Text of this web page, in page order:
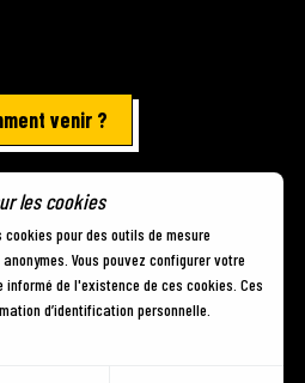
venir ?
du site - Gestion des cookies
les cookies
pour des outils de mesure
Vous pouvez configurer votre
de l'existence de ces cookies. Ces
d’identification personnelle.